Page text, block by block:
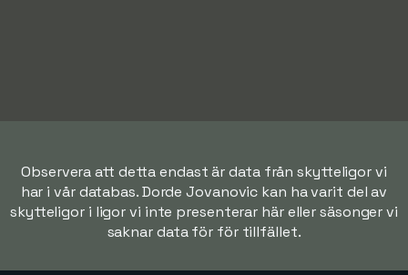
Observera att detta endast är data från skytteligor vi
har i vår databas. Dorde Jovanovic kan ha varit del av
skytteligor i ligor vi inte presenterar här eller säsonger vi
saknar data för för tillfället.